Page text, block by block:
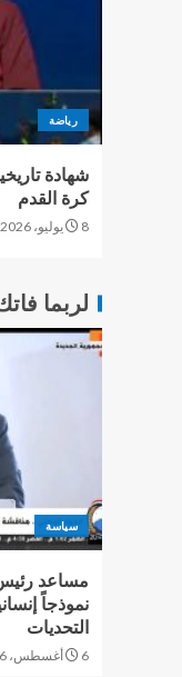
رياضة
شهادة
كرة القدم
8 يوليو، 2026
لربما
سياسة
مساعد
نموذجاً
التحديات
6 أغسطس، 2026